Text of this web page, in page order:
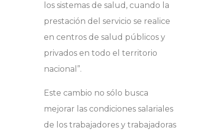
los sistemas de salud, cuando la
prestación del servicio se realice
en centros de salud públicos y
privados en todo el territorio
nacional”.
Este cambio no sólo busca
mejorar las condiciones salariales
de los trabajadores y trabajadoras